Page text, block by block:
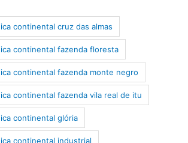
continental cruz das almas
continental fazenda floresta
continental fazenda monte negro
continental fazenda vila real de itu
continental glória
continental industrial